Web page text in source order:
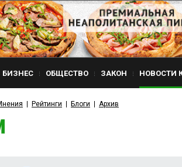
БИЗНЕС ОБЩЕСТВО ЗАКОН НОВОСТИ
Рейтинги Блоги Архив